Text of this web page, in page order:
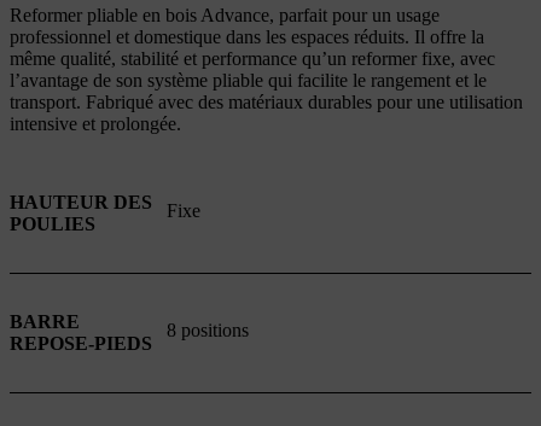
Reformer pliable en bois Advance, parfait pour un usage
professionnel et domestique dans les espaces réduits. Il offre la
même qualité, stabilité et performance qu’un reformer fixe, avec
l’avantage de son système pliable qui facilite le rangement et le
transport. Fabriqué avec des matériaux durables pour une utilisation
intensive et prolongée.
HAUTEUR DES
POULIES
Fixe
BARRE
REPOSE-PIEDS
8 positions